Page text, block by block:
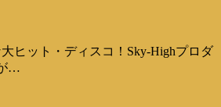
ヒット・ディスコ！Sky-Highプロダ
…